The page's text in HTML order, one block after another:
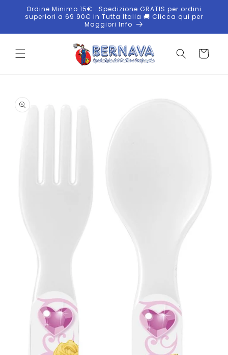
direttamente
ai contenuti
Ordine Minimo 15€...Spedizione GRATIS per ordini
superiori a 69.90€ in Tutta Italia 🚚 Clicca qui per
Maggiori Info
Carrello
informazioni
sul
prodotto